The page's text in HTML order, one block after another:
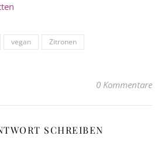
vegan
Zitronen
0 Kommentare
SCHREIBEN